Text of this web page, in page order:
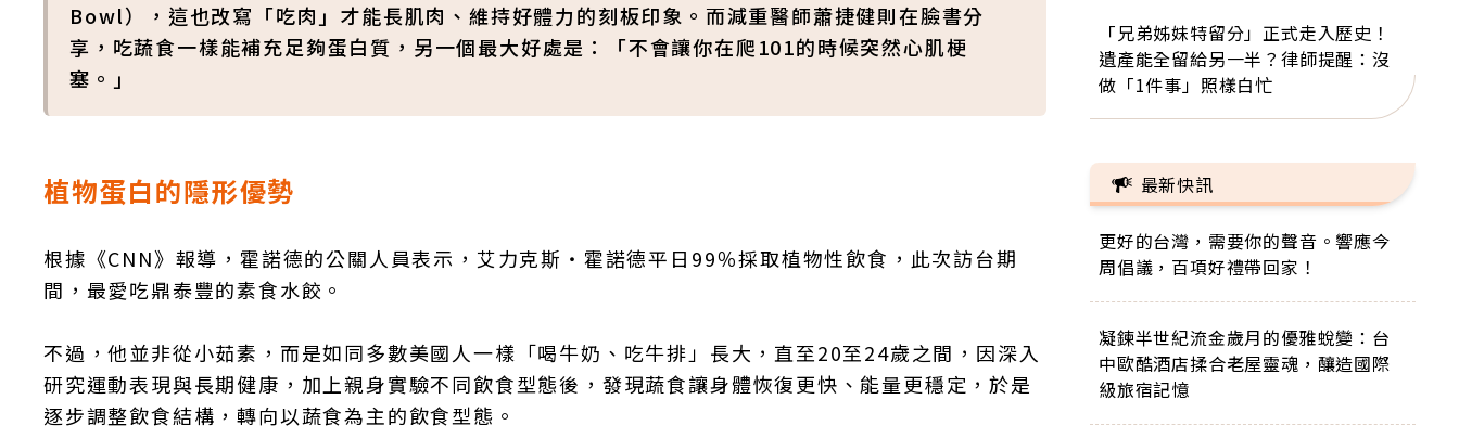
Bowl），這也改寫「吃肉」才能長肌肉、維持好體力的刻板印象。而減重醫師蕭捷健則在臉書分
享，吃蔬食一樣能補充足夠蛋白質，另一個最大好處是：「不會讓你在爬101的時候突然心肌梗
塞。」
植物蛋白的隱形優勢
根據《CNN》報導，霍諾德的公關人員表示，艾力克斯・霍諾德平日99％採取植物性飲食，此次訪台期
間，最愛吃鼎泰豐的素食水餃。
不過，他並非從小茹素，而是如同多數美國人一樣「喝牛奶、吃牛排」長大，直至20至24歲之間，因深入
研究運動表現與長期健康，加上親身實驗不同飲食型態後，發現蔬食讓身體恢復更快、能量更穩定，於是
逐步調整飲食結構，轉向以蔬食為主的飲食型態。
「兄弟姊妹特留分」正式走入歷史！
遺產能全留給另一半？律師提醒：沒
做「1件事」照樣白忙
最新快訊
更好的台灣，需要你的聲音。響應今
周倡議，百項好禮帶回家！
凝鍊半世紀流金歲月的優雅蛻變：台
中歐酷酒店揉合老屋靈魂，釀造國際
級旅宿記憶